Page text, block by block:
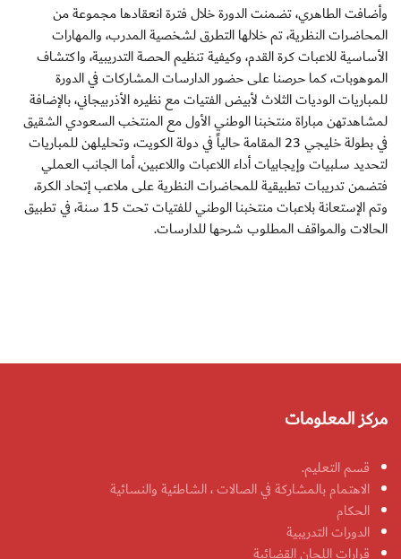
وأضافت الطاهري، تضمنت الدورة خلال فترة انعقادها مجموعة من
المحاضرات النظرية، تم خلالها التطرق لشخصية المدرب، والمهارات
الأساسية للاعبات كرة القدم، وكيفية تنظيم الحصة التدريبية، واكتشاف
الموهوبات، كما حرصنا على حضور الدارسات المشاركات في الدورة
للمباريات الوديات الثلاث لأبيض الفتيات مع نظيره الأذربيجاني، بالإضافة
لمشاهدتهن مباراة منتخبنا الوطني الأول مع المنتخب السعودي الشقيق
في بطولة خليجي 23 المقامة حالياً في دولة الكويت، وتحليلهن للمباريات
لتحديد سلبيات وإيجابيات أداء اللاعبات واللاعبين، أما الجانب العملي
فتضمن تدريبات تطبيقية للمحاضرات النظرية على ملاعب إتحاد الكرة،
وتم الإستعانة بلاعبات منتخبنا الوطني للفتيات تحت 15 سنة، في تطبيق
الحالات والمواقف المطلوب شرحها للدارسات.
مركز المعلومات
قسم التعليم.
الاهتمام بالمشاركة في الصالات ، الشاطئية والنسائية
الحكام
الدورات التدريبية
قرارات اللجان القضائية